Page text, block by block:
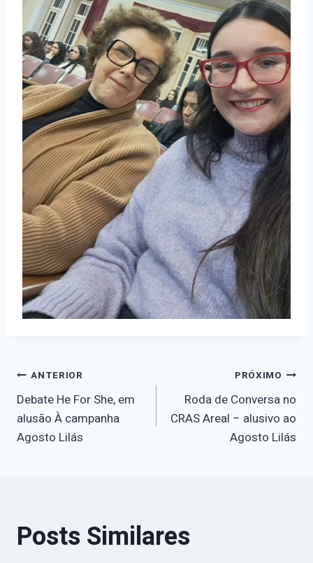
Navegação
de
ANTERIOR
Debate He For She, em
alusão À campanha
Agosto Lilás
PRÓXIMO
Roda de Conversa no
CRAS Areal – alusivo ao
Agosto Lilás
Posts Similares